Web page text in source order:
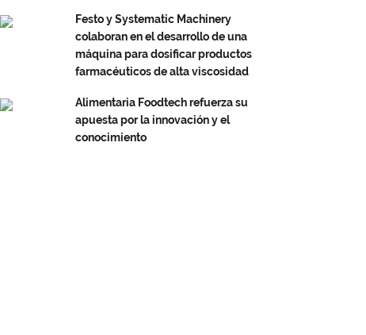
Festo y Systematic Machinery
colaboran en el desarrollo de una
máquina para dosificar productos
farmacéuticos de alta viscosidad
Alimentaria Foodtech refuerza su
apuesta por la innovación y el
conocimiento